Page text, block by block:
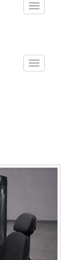
Toggle
Toggle